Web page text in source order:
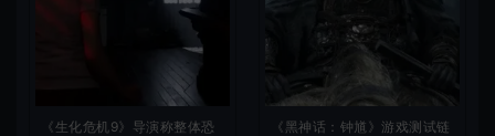
《生化危机9》导演称整体恐
《黑神话：钟馗》游戏测试链